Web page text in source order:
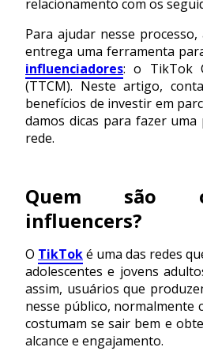
relacionamento com os
Para ajudar nesse
entrega uma ferramenta
influenciadores: o TikTok
(TTCM). Neste artigo,
benefícios de investir em
damos dicas para fazer uma
rede.
Quem são
influencers?
O TikToké uma das redes
adolescentes e jovens
assim, usuários que
nesse público, normalmente
costumam se sair bem e
alcance e engajamento.